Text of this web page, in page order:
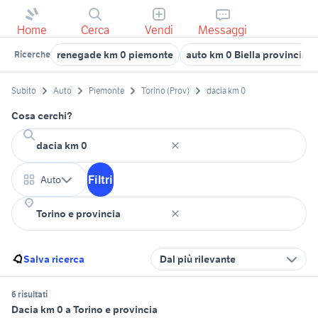
Home Cerca Vendi Messaggi
Ricerche renegade km 0 piemonte auto km 0 Biella provincia
Subito Auto Piemonte Torino (Prov) dacia km 0
Cosa cerchi?
Auto Filtri
Salva ricerca Dal più rilevante
6 risultati
Dacia km 0 a Torino e provincia